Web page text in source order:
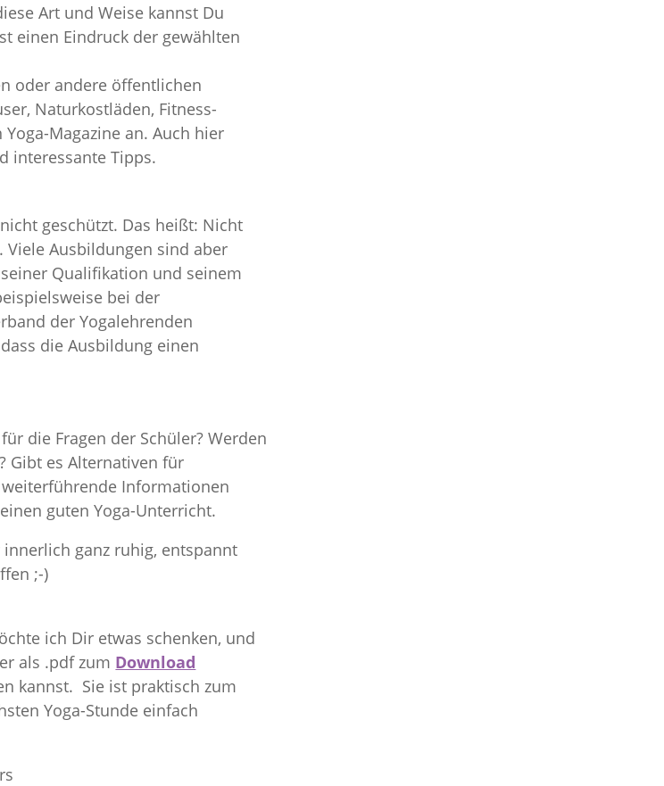
Art und Weise kannst Du
einen Eindruck der gewählten
oder andere öffentlichen
Naturkostläden, Fitness-
Magazine an. Auch hier
interessante Tipps.
geschützt. Das heißt: Nicht
Viele Ausbildungen sind aber
Qualifikation und seinem
bei der
der Yogalehrenden
die Ausbildung einen
die Fragen der Schüler? Werden
Gibt es Alternativen für
Informationen
guten Yoga-Unterricht.
ganz ruhig, entspannt
;-)
ich Dir etwas schenken, und
als .pdf zum Download
kannst. Sie ist praktisch zum
Yoga-Stunde einfach